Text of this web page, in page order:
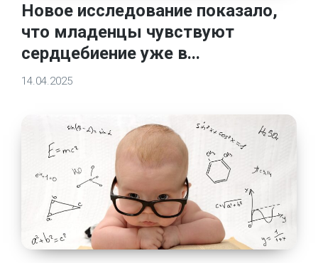
Новое исследование показало,
что младенцы чувствуют
сердцебиение уже в...
14.04.2025